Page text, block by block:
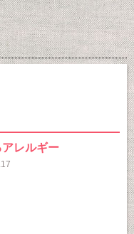
レルギー